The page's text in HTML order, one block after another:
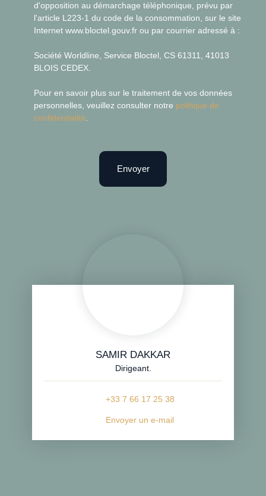
d'opposition au démarchage téléphonique, prévu par
l'article L223-1 du code de la consommation, sur le site
Internet www.bloctel.gouv.fr ou par courrier adressé à :
Société Worldline, Service Bloctel, CS 61311, 41013
BLOIS CEDEX.
Pour en savoir plus sur le traitement de vos données
personnelles, veuillez consulter notre politique de
confidentialité.
Envoyer
SAMIR DAKKAR
Dirigeant.
+33 7 66 17 25 38
Envoyer un e-mail